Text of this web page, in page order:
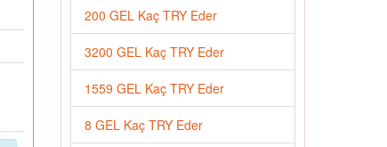
200 GEL Kaç TRY Eder
3200 GEL Kaç TRY Eder
1559 GEL Kaç TRY Eder
8 GEL Kaç TRY Eder